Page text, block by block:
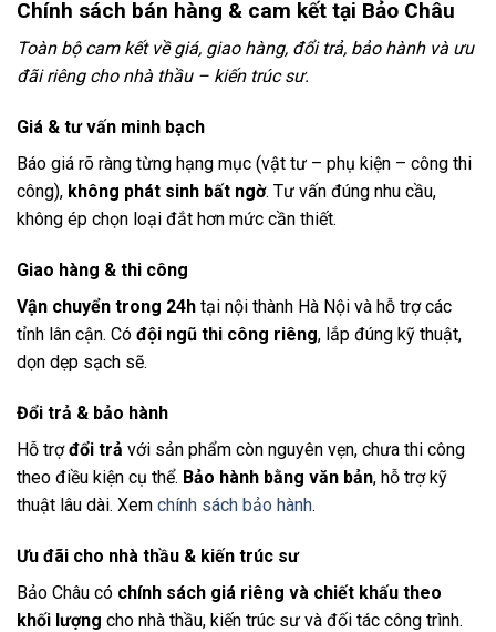
Chính sách bán hàng & cam kết tại Bảo Châu
Toàn bộ cam kết về giá, giao hàng, đổi trả, bảo hành và ưu
đãi riêng cho nhà thầu – kiến trúc sư.
Giá & tư vấn minh bạch
Báo giá rõ ràng từng hạng mục (vật tư – phụ kiện – công thi
công), không phát sinh bất ngờ. Tư vấn đúng nhu cầu,
không ép chọn loại đắt hơn mức cần thiết.
Giao hàng & thi công
Vận chuyển trong 24h tại nội thành Hà Nội và hỗ trợ các
tỉnh lân cận. Có đội ngũ thi công riêng, lắp đúng kỹ thuật,
dọn dẹp sạch sẽ.
Đổi trả & bảo hành
Hỗ trợđổi trả với sản phẩm còn nguyên vẹn, chưa thi công
theo điều kiện cụ thể. Bảo hành bằng văn bản, hỗ trợ kỹ
thuật lâu dài. Xem chính sách bảo hành.
Ưu đãi cho nhà thầu & kiến trúc sư
Bảo Châu có chính sách giá riêng và chiết khấu theo
khối lượng cho nhà thầu, kiến trúc sư và đối tác công trình.